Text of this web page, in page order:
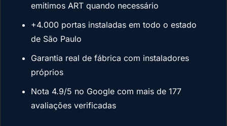
emitimos ART quando necessário
+4.000 portas instaladas em todo o estado
de São Paulo
Garantia real de fábrica com instaladores
próprios
Nota 4.9/5 no Google com mais de 177
avaliações verificadas